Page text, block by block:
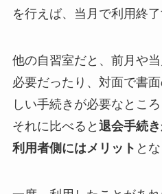
を行えば、当月で利用終
他の自習室だと、前月や
必要だったり、対面で書
しい手続きが必要なところ
それに比べると 退会手続
利用者側にはメリット と